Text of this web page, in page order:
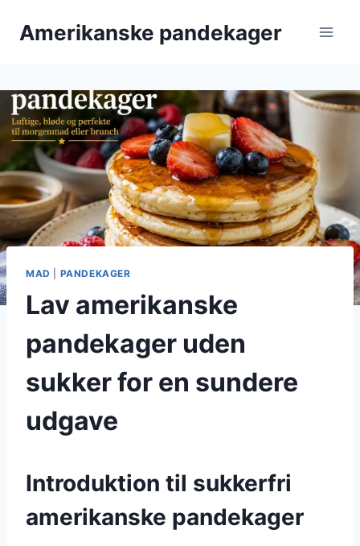
Amerikanske pandekager
MAD PANDEKAGER
Lav amerikanske
pandekager uden
sukker for en sundere
udgave
Introduktion til sukkerfri
amerikanske pandekager